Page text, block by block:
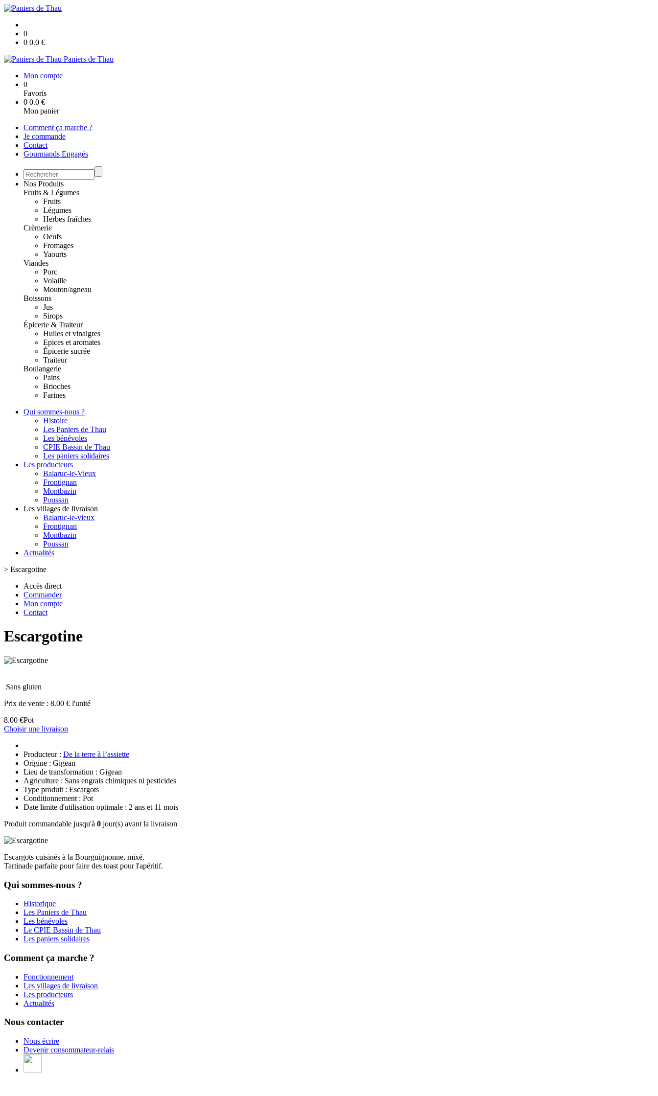
0
0 0.0 €
Paniers de Thau
Mon compte
0
Favoris
0 0.0 €
Mon panier
Comment ça marche ?
Je commande
Contact
Gourmands Engagés
Nos Produits
Fruits & Légumes
Fruits
Légumes
Herbes fraîches
Crèmerie
Oeufs
Fromages
Yaourts
Viandes
Porc
Volaille
Mouton/agneau
Boissons
Jus
Sirops
Épicerie & Traiteur
Huiles et vinaigres
Epices et aromates
Épicerie sucrée
Traiteur
Boulangerie
Pains
Brioches
Farines
Qui sommes-nous ?
Histoire
Les Paniers de Thau
Les bénévoles
CPIE Bassin de Thau
Les paniers solidaires
Les producteurs
Balaruc-le-Vieux
Frontignan
Montbazin
Poussan
Les villages de livraison
Balaruc-le-vieux
Frontignan
Montbazin
Poussan
Actualités
> Escargotine
Accès direct
Commander
Mon compte
Contact
Escargotine
Sans gluten
Prix de vente : 8.00 € l'unité
8.00 €Pot
Choisir une livraison
Producteur : De la terre à l’assiette
Origine : Gigean
Lieu de transformation : Gigean
Agriculture : Sans engrais chimiques ni pesticides
Type produit : Escargots
Conditionnement : Pot
Date limite d'utilisation optimale : 2 ans et 11 mois
Produit commandable jusqu'à 0 jour(s) avant la livraison
Escargots cuisinés à la Bourguignonne, mixé.
Tartinade parfaite pour faire des toast pour l'apéritif.
Qui sommes-nous ?
Historique
Les Paniers de Thau
Les bénévoles
Le CPIE Bassin de Thau
Les paniers solidaires
Comment ça marche ?
Fonctionnement
Les villages de livraison
Les producteurs
Actualités
Nous contacter
Nous écrire
Devenir consommateur-relais